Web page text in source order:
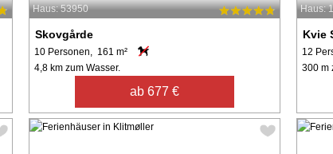
Haus: 53950
Skovgårde
10 Personen, 161 m²
4,8 km zum Wasser.
ab 677 €
Haus:
Kvie
12
300 m